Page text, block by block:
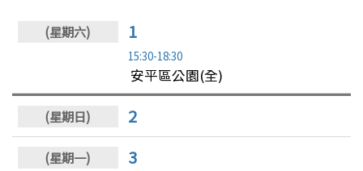
1
15:30-18:30
安平區公園(全)
2
3